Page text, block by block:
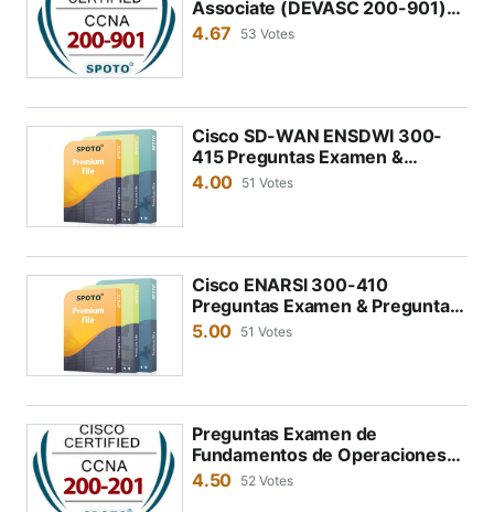
Associate (DEVASC 200-901)
Preguntas Examen 2026
4.67 53 Votes
Cisco SD-WAN ENSDWI 300-
415 Preguntas Examen &
Preguntas de Examen 2026,
4.00 51 Votes
Cisco ENARSl 300-410
Preguntas Examen & Preguntas
de Examen 2026, Mejores
5.00 51 Votes
Preguntas Examen de
Fundamentos de Operaciones
de Ciberseguridad de Cisco
4.50 52 Votes